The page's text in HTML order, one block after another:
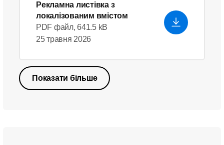
Рекламна листівка з
локалізованим вмістом
PDF файл, 641.5 kB
25 травня 2026
Показати більше